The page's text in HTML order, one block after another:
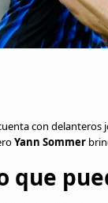
con delanteros
Yann Sommer
que